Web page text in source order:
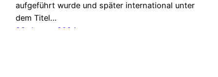
aufgeführt wurde und später international unter
dem Titel…
26. Januar 2024